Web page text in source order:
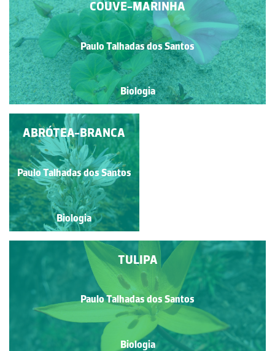
COUVE-MARINHA
Paulo Talhadas dos Santos
Biologia
CARQUEJA
Paulo Talhadas dos Santos
Biologia
TULIPA
Paulo Talhadas dos Santos
Biologia
ABRÓTEA-BRANCA
Paulo Talhadas dos Santos
Biologia